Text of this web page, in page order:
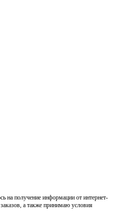
на получение информации от интернет-
а также принимаю условия